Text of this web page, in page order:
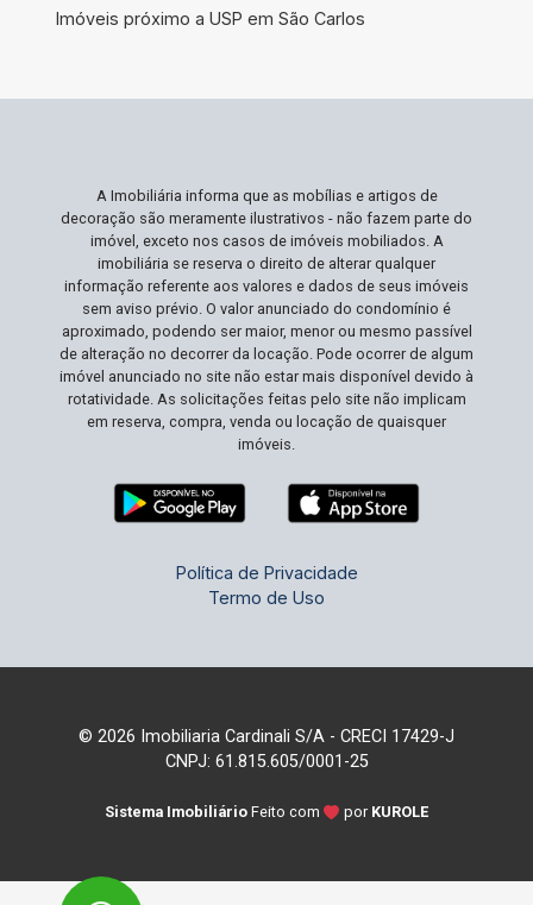
Imóveis próximo a USP em São Carlos
A Imobiliária informa que as mobílias e artigos de
decoração são meramente ilustrativos - não fazem parte do
imóvel, exceto nos casos de imóveis mobiliados. A
imobiliária se reserva o direito de alterar qualquer
informação referente aos valores e dados de seus imóveis
sem aviso prévio. O valor anunciado do condomínio é
aproximado, podendo ser maior, menor ou mesmo passível
de alteração no decorrer da locação. Pode ocorrer de algum
imóvel anunciado no site não estar mais disponível devido à
rotatividade. As solicitações feitas pelo site não implicam
em reserva, compra, venda ou locação de quaisquer
imóveis.
Política de Privacidade
Termo de Uso
© 2026 Imobiliaria Cardinali S/A - CRECI 17429-J
CNPJ: 61.815.605/0001-25
Sistema Imobiliário Feito com por KUROLE